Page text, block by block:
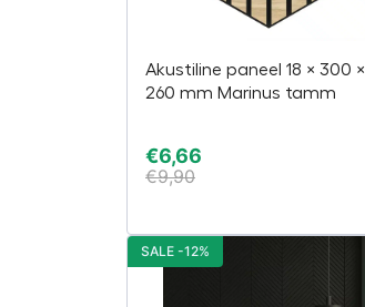
Akustiline paneel 18 × 300 ×
260 mm Marinus tamm
€6,66
€9,90
SALE -12%